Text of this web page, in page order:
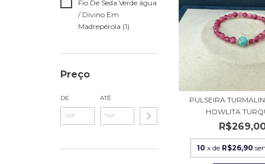
Fio De Seda Verde água
/ Divino Em
Madrepérola (1)
Preço
DE ATÉ
PULSEIRA
HOWLITA
10 x de R$26,90